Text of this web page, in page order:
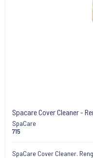
Spacare Cover Cleaner -
SpaCare
715
SpaCare Cover Cleaner.